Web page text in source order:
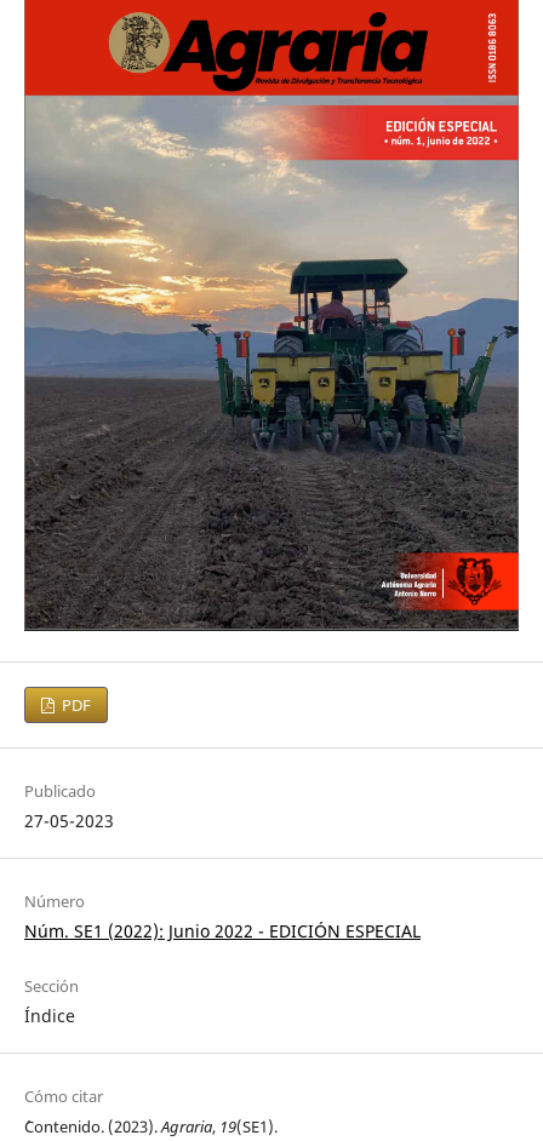
PDF
Publicado
27-05-2023
Número
Núm. SE1 (2022): Junio 2022 - EDICIÓN ESPECIAL
Sección
Índice
Cómo citar
´Contenido. (2023).Agraria, 19(SE1).